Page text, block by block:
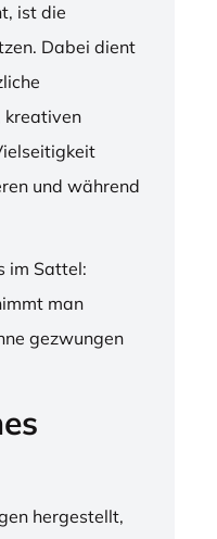
ist die
Dabei dient
kreativen
und während
im Sattel:
man
gezwungen
hergestellt,